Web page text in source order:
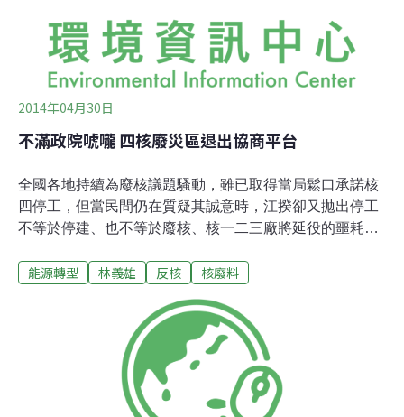
玩「停工」不是「停建」的文字遊戲，企圖迴避立院監
督、留下伺機續建的伏筆。對「落實民主」的訴求，則以
拒修公投
2014年04月30日
不滿政院唬嚨 四核廢災區退出協商平台
全國各地持續為廢核議題騷動，雖已取得當局鬆口承諾核
四停工，但當民間仍在質疑其誠意時，江揆卻又拋出停工
不等於停建、也不等於廢核、核一二三廠將延役的噩耗。
廢料處置協商平台」第四次協商會議。不但不出席，蘭
去年309大遊行催出22萬人上街表態後，甫就任行政院長
的江宜樺在4月3日與蘭嶼、北海岸、台東、屏東四地的
「核廢災民」會面後，決定共同召開「民間與官方核廢料
處置協商平台」。居民對此燃起一線希望，甚至為了表示
誠意，也暫緩、減弱了抗爭行動。但一年來政院的作為，
能源轉型 林義雄 反核 核廢料